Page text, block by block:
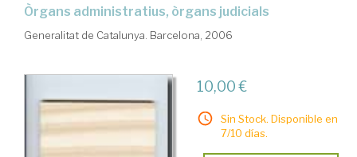
òrgans administratius, òrgans judicials
Generalitat de Catalunya. Barcelona, 2006
10,00 €
Sin Stock. Disponible en
7/10 días.